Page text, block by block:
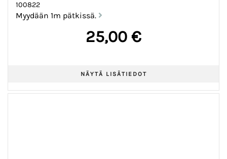
100822
Myydään 1m pätkissä.
25,00 €